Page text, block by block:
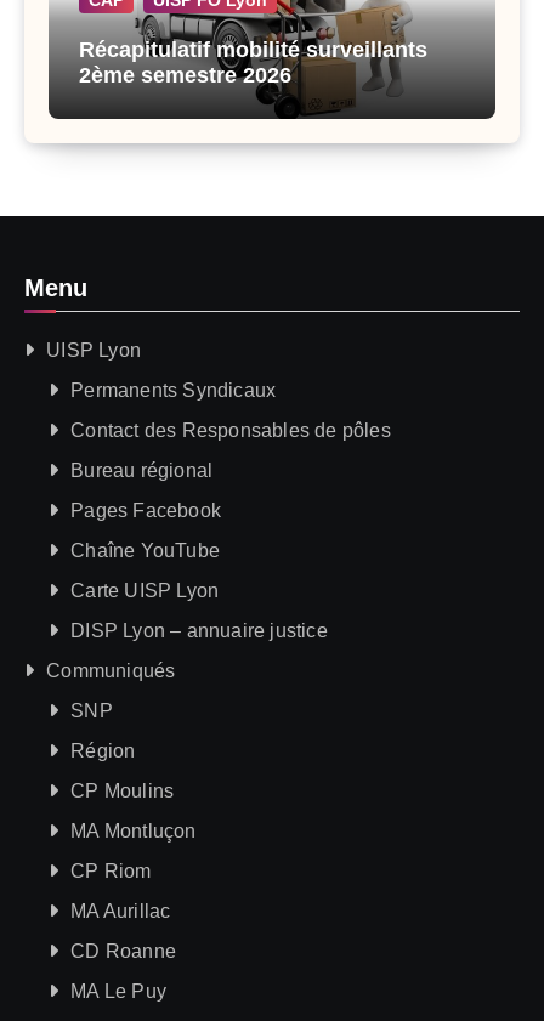
Récapitulatif mobilité surveillants
2ème semestre 2026
Menu
UISP Lyon
Permanents Syndicaux
Contact des Responsables de pôles
Bureau régional
Pages Facebook
Chaîne YouTube
Carte UISP Lyon
DISP Lyon – annuaire justice
Communiqués
SNP
Région
CP Moulins
MA Montluçon
CP Riom
MA Aurillac
CD Roanne
MA Le Puy